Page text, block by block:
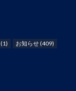
(1) お知らせ(409)